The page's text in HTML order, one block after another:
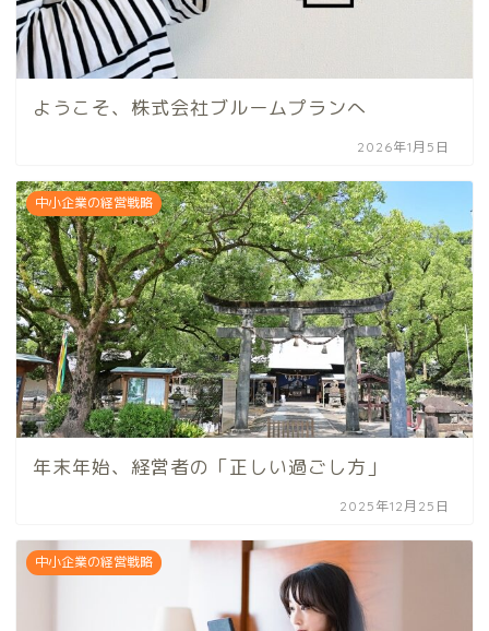
ようこそ、株式会社ブルームプランへ
2026年1月5日
中小企業の経営戦略
年末年始、経営者の「正しい過ごし方」
2025年12月25日
中小企業の経営戦略